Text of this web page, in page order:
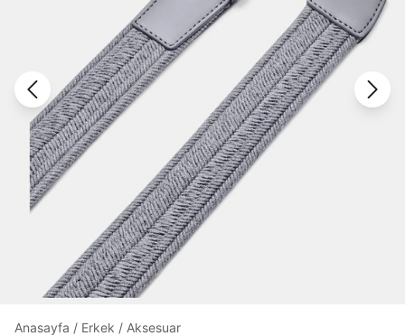
göster
Şifremi Unuttum
Giriş Yap
Under Armour'da yeni misiniz?Kayıt Ol
Üye Olmadan Devam Et
Anasayfa / Erkek / Aksesuar
Giriş Sayfasına Dön
Zaten hesabın var mı? Giriş yap
Daha hızlı ödeme.
Kolay iade ve değişim.